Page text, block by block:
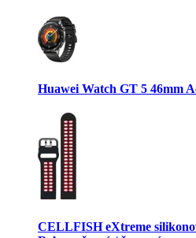
Huawei Watch GT 5 46mm
CELLFISH eXtreme